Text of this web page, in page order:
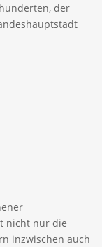
der
nicht nur die
inzwischen auch